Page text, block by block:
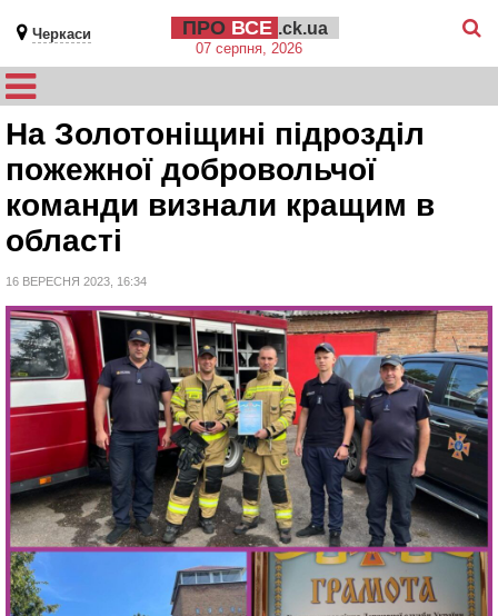
Черкаси ПРО ВСЕ .ck.ua
07 серпня, 2026
На Золотоніщині підрозділ
пожежної добровольчої
команди визнали кращим в
області
16 ВЕРЕСНЯ 2023, 16:34